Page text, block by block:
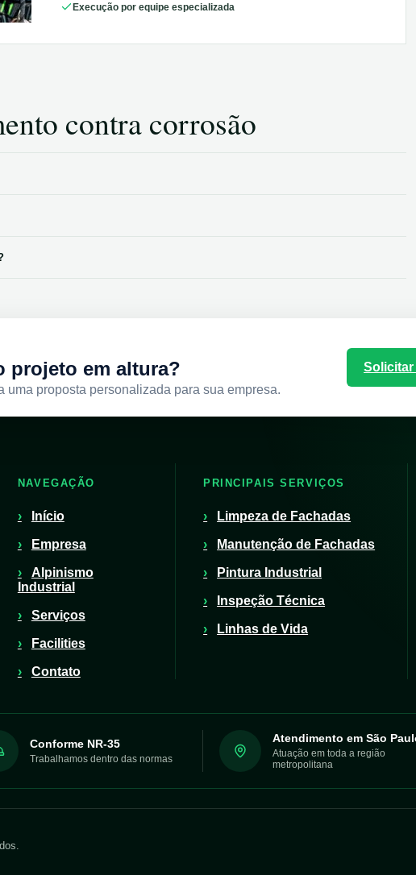
Execução por equipe especializada
contra corrosão
projeto em altura?
uma proposta personalizada para sua empresa.
NAVEGAÇÃO
Início
Empresa
Alpinismo
Industrial
Serviços
Facilities
Contato
PRINCIPAIS SERVIÇOS
Limpeza de Fachadas
Manutenção de Fachadas
Pintura Industrial
Inspeção Técnica
Linhas de Vida
Conforme NR-35
Trabalhamos dentro das normas
Atendimento em São
Atuação em toda a região
metropolitana